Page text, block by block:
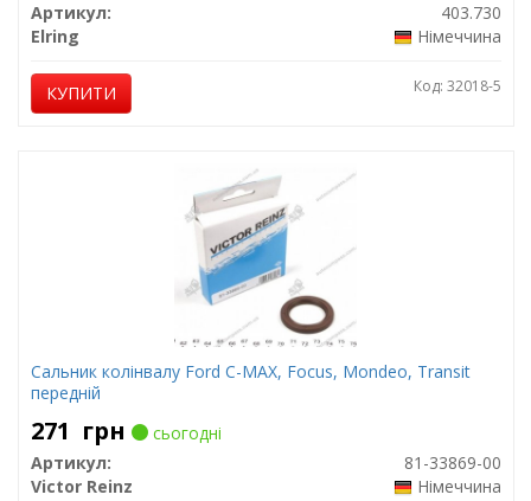
Артикул:
403.730
Elring
Німеччина
КУПИТИ Код: 32018-5
Сальник колінвалу Ford C-MAX, Focus, Mondeo, Transit
передній
271 грн
сьогодні
Артикул:
81-33869-00
Victor Reinz
Німеччина